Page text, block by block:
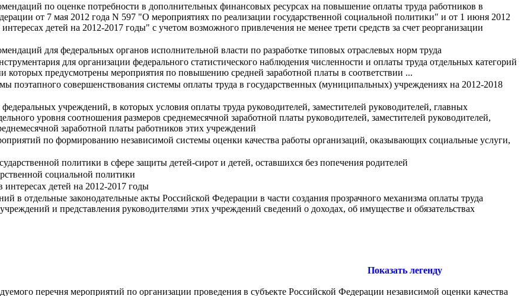
по оценке потребности в дополнительных финансовых ресурсах на повышение оплаты труда работников в
от 7 мая 2012 года N 597 "О мероприятиях по реализации государственной социальной политики" и от 1 июня 2012
детей на 2012-2017 годы" с учетом возможного привлечения не менее трети средств за счет реорганизации
для федеральных органов исполнительной власти по разработке типовых отраслевых норм труда
для организации федерального статистического наблюдения численности и оплаты труда отдельных категорий
которых предусмотрены мероприятия по повышению средней заработной платы в соответствии ...
поэтапного совершенствования системы оплаты труда в государственных (муниципальных) учреждениях на 2012-2018
учреждений, в которых условия оплаты труда руководителей, заместителей руководителей, главных
уровня соотношения размеров среднемесячной заработной платы руководителей, заместителей руководителей,
заработной платы работников этих учреждений
по формированию независимой системы оценки качества работы организаций, оказывающих социальные услуги,
политики в сфере защиты детей-сирот и детей, оставшихся без попечения родителей
социальной политики
детей на 2012-2017 годы
в отдельные законодательные акты Российской Федерации в части создания прозрачного механизма оплаты труда
и представления руководителями этих учреждений сведений о доходах, об имуществе и обязательствах
Показать легенду
перечня мероприятий по организации проведения в субъекте Российской Федерации независимой оценки качества